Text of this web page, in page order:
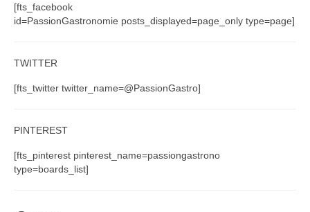
[fts_facebook
id=PassionGastronomie posts_displayed=page_only type=page]
TWITTER
[fts_twitter twitter_name=@PassionGastro]
PINTEREST
[fts_pinterest pinterest_name=passiongastrono
type=boards_list]